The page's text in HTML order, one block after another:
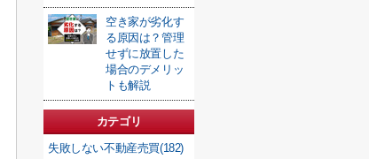
空き家が劣化す
る原因は？管理
せずに放置した
場合のデメリッ
トも解説
カテゴリ
失敗しない不動産売買(182)